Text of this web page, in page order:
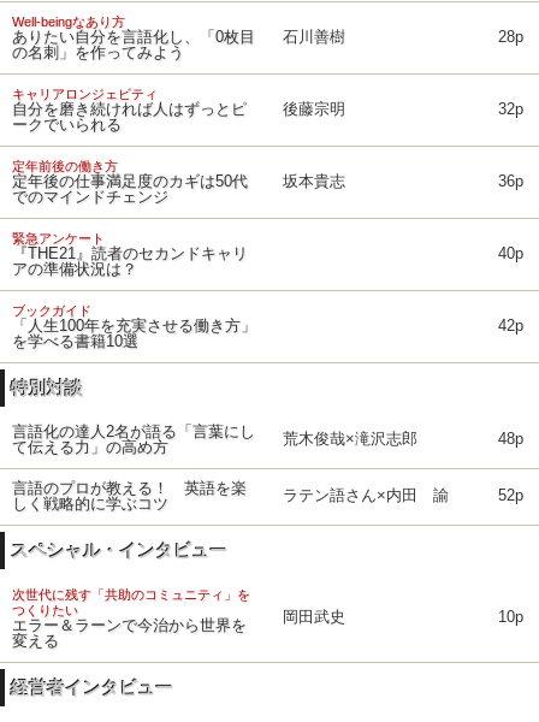
Well-beingなあり方
ありたい自分を言語化し、「0枚目
の名刺」を作ってみよう
石川善樹 28p
キャリアロンジェビティ
自分を磨き続ければ人はずっとピ
ークでいられる
後藤宗明 32p
定年前後の働き方
定年後の仕事満足度のカギは50代
でのマインドチェンジ
坂本貴志 36p
緊急アンケート
『THE21』読者のセカンドキャリ
アの準備状況は？
40p
ブックガイド
「人生100年を充実させる働き方」
を学べる書籍10選
42p
特別対談
言語化の達人2名が語る「言葉にし
て伝える力」の高め方
荒木俊哉×滝沢志郎 48p
言語のプロが教える！ 英語を楽
しく戦略的に学ぶコツ
ラテン語さん×内田 諭 52p
スペシャル・インタビュー
次世代に残す「共助のコミュニティ」を
つくりたい
エラー＆ラーンで今治から世界を
変える
岡田武史 10p
経営者インタビュー